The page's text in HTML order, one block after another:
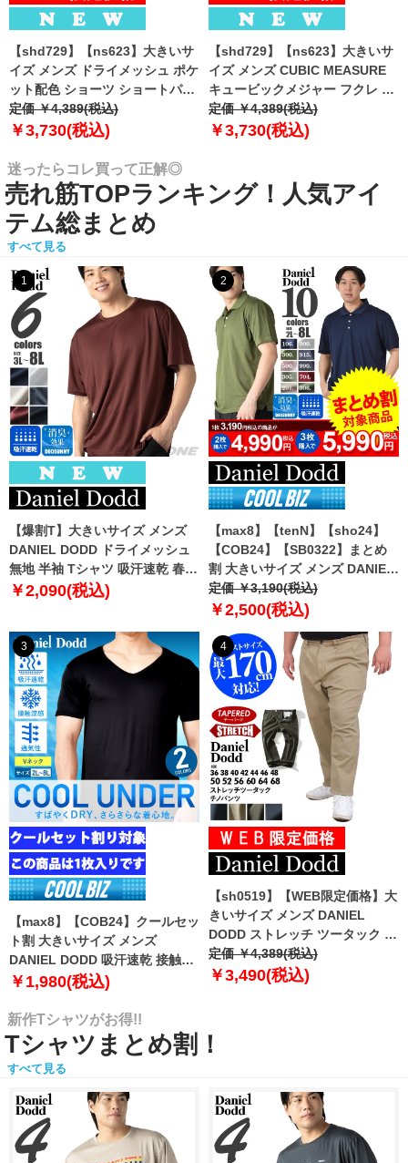
【shd729】【ns623】大きいサ
イズ メンズ ドライメッシュ ポケ
ット配色 ショーツ ショートパン
ツ ハーフパンツ 春夏新作
302252az 【fre】
定価 ￥4,389(税込)
￥3,730(税込)
【shd729】【ns623】大きいサ
イズ メンズ CUBIC MEASURE
キュービックメジャー フクレ エ
ンボス 迷彩柄 ショーツ ショート
パンツ ハーフパンツ 春夏新作
定価 ￥4,389(税込)
￥3,730(税込)
迷ったらコレ買って正解◎
売れ筋TOPランキング！人気アイ
テム総まとめ
すべて見る
1
【爆割T】大きいサイズ メンズ
DANIEL DODD ドライメッシュ
無地 半袖 Tシャツ 吸汗速乾 春夏
新作 tjt-2602dry5 【fre】
￥2,090(税込)
2
【max8】【tenN】【sho24】
【COB24】【SB0322】まとめ
割 大きいサイズ メンズ DANIEL
DODD 吸汗速乾 半袖 無地 スポ
ーツ ポロシャツ azpr-009008h
定価 ￥3,190(税込)
￥2,500(税込)
3
【max8】【COB24】クールセッ
ト割 大きいサイズ メンズ
DANIEL DODD 吸汗速乾 接触涼
感 Vネック 半袖 クールアンダー
2101
￥1,980(税込)
4
【sh0519】【WEB限定価格】大
きいサイズ メンズ DANIEL
DODD ストレッチ ツータック チ
ノ パンツ チノパン テーパード
azp-210102
定価 ￥4,389(税込)
￥3,490(税込)
新作Tシャツがお得!!
Tシャツまとめ割！
すべて見る